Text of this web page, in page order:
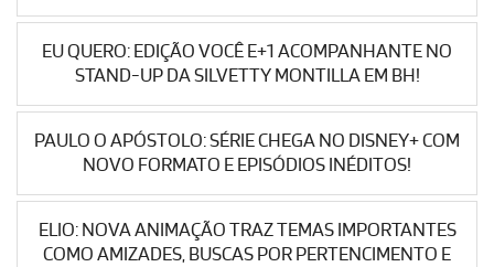
EU QUERO: EDIÇÃO VOCÊ E+1 ACOMPANHANTE NO
STAND-UP DA SILVETTY MONTILLA EM BH!
PAULO O APÓSTOLO: SÉRIE CHEGA NO DISNEY+ COM
NOVO FORMATO E EPISÓDIOS INÉDITOS!
ELIO: NOVA ANIMAÇÃO TRAZ TEMAS IMPORTANTES
COMO AMIZADES, BUSCAS POR PERTENCIMENTO E